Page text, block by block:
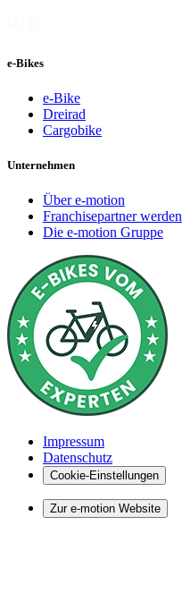
e-Bikes
e-Bike
Dreirad
Cargobike
Unternehmen
Über e-motion
Franchisepartner werden
Die e-motion Gruppe
Impressum
Datenschutz
Cookie-Einstellungen
Zur e-motion Website